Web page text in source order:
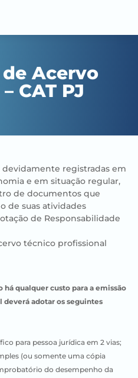
Acervo
CAT PJ
devidamente registradas em
e em situação regular,
de documentos que
de suas atividades
de Responsabilidade
técnico profissional
há qualquer custo para a emissão
deverá adotar os seguintes
para pessoa jurídica em 2 vias;
(ou somente uma cópia
do desempenho da